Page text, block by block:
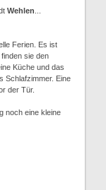
Wehlen
Ferien. Es ist
sie den
Küche und das
Schlafzimmer. Eine
der Tür.
noch eine kleine